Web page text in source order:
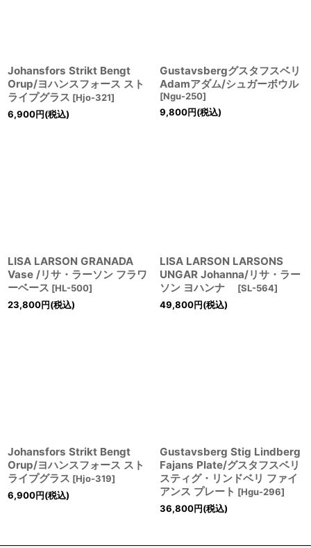
Johansfors Strikt Bengt
Orup/ヨハンスフォース スト
ライプグラス [Hjo-321]
6,900円(税込)
Gustavsbergグスタフスベリ
Adamアダム/シュガーボウル
[Ngu-250]
9,800円(税込)
LISA LARSON GRANADA
Vase /リサ・ラーソン フラワ
ーベース [HL-500]
23,800円(税込)
LISA LARSON LARSONS
UNGAR Johanna/リサ・ラー
ソン ヨハンナ
[SL-564]
49,800円(税込)
Johansfors Strikt Bengt
Orup/ヨハンスフォース スト
ライプグラス [Hjo-319]
6,900円(税込)
Gustavsberg Stig Lindberg
Fajans Plate/グスタフスベリ
スティグ・リンドベリ ファイ
アンス プレート [Hgu-296]
36,800円(税込)